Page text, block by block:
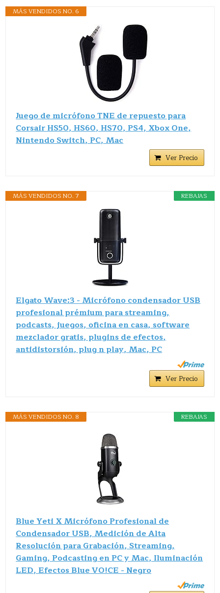
MÁS VENDIDOS NO. 6
Juego de micrófono TNE de repuesto para
Corsair HS50, HS60, HS70, PS4, Xbox One,
Nintendo Switch, PC, Mac
Ver Precio
REBAJAS
MÁS VENDIDOS NO. 7
Elgato Wave:3 - Micrófono condensador USB
profesional prémium para streaming,
podcasts, juegos, oficina en casa, software
mezclador gratis, plugins de efectos,
antidistorsión, plug n play, Mac, PC
Ver Precio
REBAJAS
MÁS VENDIDOS NO. 8
Blue Yeti X Micrófono Profesional de
Condensador USB, Medición de Alta
Resolución para Grabación, Streaming,
Gaming, Podcasting en PC y Mac, Iluminación
LED, Efectos Blue VO!CE - Negro